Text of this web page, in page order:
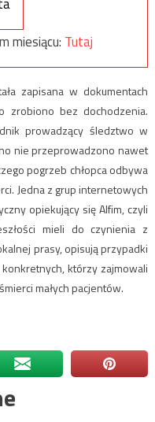
miesiącu: Tutaj
zapisana w dokumentach
zrobiono bez dochodzenia.
prowadzący śledztwo w
nie przeprowadzono nawet
pogrzeb chłopca odbywa
Jedna z grup internetowych
opiekujący się Alfim, czyli
mieli do czynienia z
prasy, opisują przypadki
którzy zajmowali
małych pacjentów.